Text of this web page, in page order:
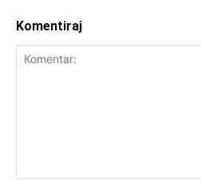
Komentiraj